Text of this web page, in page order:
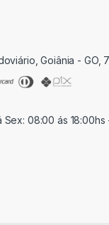
Goiânia - GO,
08:00 ás 18:00hs